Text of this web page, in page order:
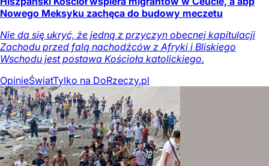
Nowego Meksyku zachęca do budowy meczetu
Nie da się ukryć, że jedną z przyczyn obecnej kapitulacji
Zachodu przed falą nachodźców z Afryki i Bliskiego
Wschodu jest postawa Kościoła katolickiego.
OpinieŚwiatTylko na DoRzeczy.pl